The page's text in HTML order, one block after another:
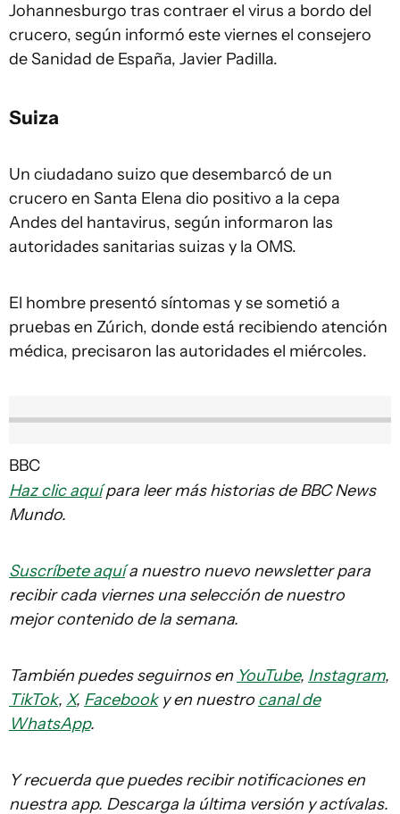
Johannesburgo tras contraer el virus a bordo del
crucero, según informó este viernes el consejero
de Sanidad de España, Javier Padilla.
Suiza
Un ciudadano suizo que desembarcó de un
crucero en Santa Elena dio positivo a la cepa
Andes del hantavirus, según informaron las
autoridades sanitarias suizas y la OMS.
El hombre presentó síntomas y se sometió a
pruebas en Zúrich, donde está recibiendo atención
médica, precisaron las autoridades el miércoles.
BBC
Haz clic aquípara leer más historias de BBC News
Mundo.
Suscríbete aquía nuestro nuevo newsletter para
recibir cada viernes una selección de nuestro
mejor contenido de la semana.
También puedes seguirnos en YouTube, Instagram,
TikTok, X, Facebooky en nuestro canal de
WhatsApp.
Y recuerda que puedes recibir notificaciones en
nuestra app. Descarga la última versión y actívalas.